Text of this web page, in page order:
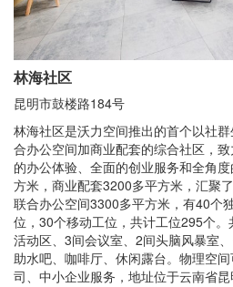
林海社区
昆明市鼓楼路184号
林海社区是沃力空间推出的首个以社
合办公空间加商业配套的综合社区，
的办公体验、全面的创业服务和全角
方米，商业配套3200多平方米，汇聚
联合办公空间3300多平方米，有40个
位，30个移动工位，共计工位295个
活动区、3间会议室、2间头脑风暴室
助水吧、咖啡厅、休闲露台。物理空
司、中小企业服务，地址位于云南省昆